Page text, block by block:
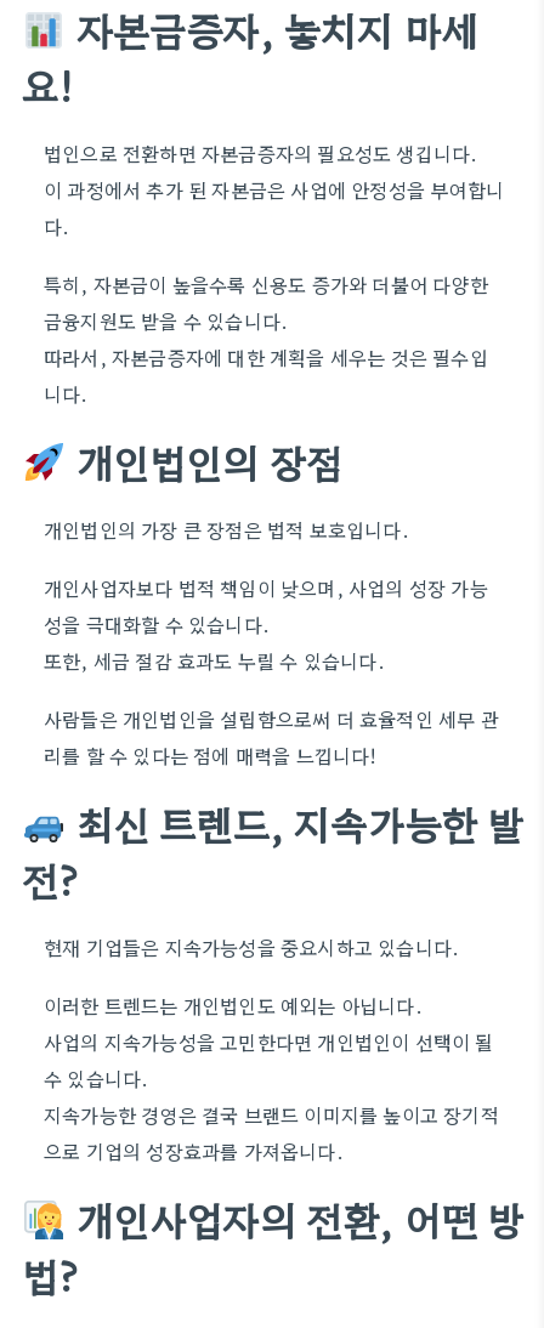
자본금증자, 놓치지 마세
요!
법인으로 전환하면 자본금증자의 필요성도 생깁니다.
이 과정에서 추가 된 자본금은 사업에 안정성을 부여합니
다.
특히, 자본금이 높을수록 신용도 증가와 더불어 다양한
금융지원도 받을 수 있습니다.
따라서, 자본금증자에 대한 계획을 세우는 것은 필수입
니다.
개인법인의 장점
개인법인의 가장 큰 장점은 법적 보호입니다.
개인사업자보다 법적 책임이 낮으며, 사업의 성장 가능
성을 극대화할 수 있습니다.
또한, 세금 절감 효과도 누릴 수 있습니다.
사람들은 개인법인을 설립함으로써 더 효율적인 세무 관
리를 할 수 있다는 점에 매력을 느낍니다!
최신 트렌드, 지속가능한 발
전?
현재 기업들은 지속가능성을 중요시하고 있습니다.
이러한 트렌드는 개인법인도 예외는 아닙니다.
사업의 지속가능성을 고민한다면 개인법인이 선택이 될
수 있습니다.
지속가능한 경영은 결국 브랜드 이미지를 높이고 장기적
으로 기업의 성장효과를 가져옵니다.
개인사업자의 전환, 어떤 방
법?